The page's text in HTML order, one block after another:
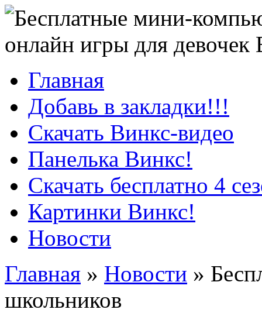
онлайн игры для девочек
Главная
Добавь в закладки!!!
Скачать Винкс-видео
Панелька Винкс!
Скачать бесплатно 4
Картинки Винкс!
Новости
Главная » Новости »
школьников